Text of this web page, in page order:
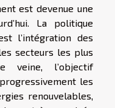
est devenue une
La politique
l’intégration des
secteurs les plus
veine, l’objectif
les
renouvelables,